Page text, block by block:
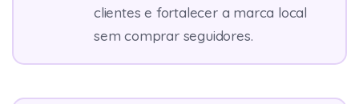
clientes e fortalecer a marca local
sem comprar seguidores.